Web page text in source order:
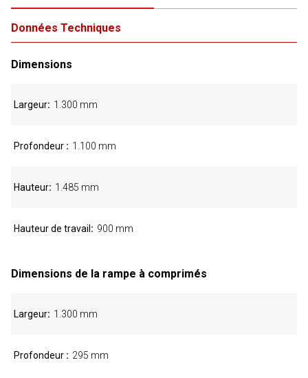
Données Techniques
Dimensions
Largeur 1.300 mm
Profondeur 1.100 mm
Hauteur 1.485 mm
Hauteur de travail 900 mm
Dimensions de la rampe à comprimés
Largeur 1.300 mm
Profondeur 295 mm